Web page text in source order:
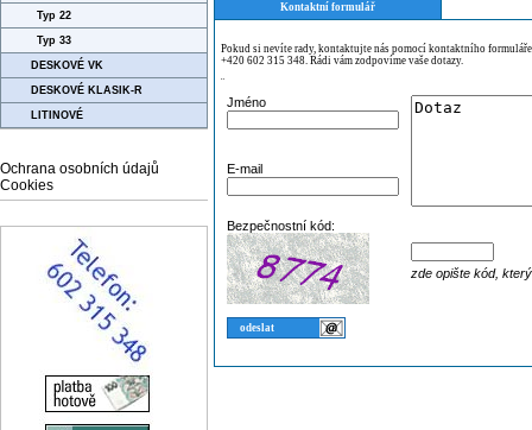
Typ 22
Typ 33
DESKOVÉ VK
DESKOVÉ KLASIK-R
LITINOVÉ
Ochrana osobních údajů
Cookies
Kontaktní formulář
Pokud si nevíte rady, kontaktujte nás pomocí kontaktního
+420 602 315 348. Rádi vám zodpovíme vaše dotazy.
¨
Jméno
E-mail
Bezpečnostní kód:
zde opište kód,